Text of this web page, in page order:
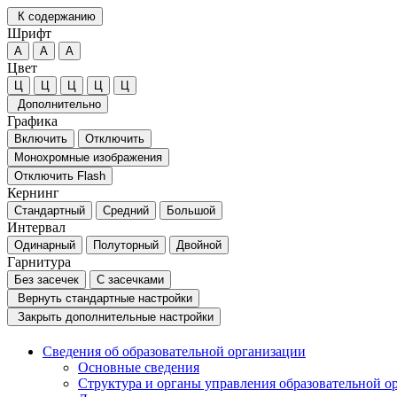
К содержанию
Шрифт
А А А
Цвет
Ц Ц Ц Ц
Ц
Дополнительно
Графика
Включить
Отключить
Монохромные изображения
Отключить Flash
Кернинг
Стандартный Средний Большой
Интервал
Одинарный Полуторный Двойной
Гарнитура
Без засечек
С засечками
Вернуть стандартные настройки
Закрыть дополнительные настройки
Сведения об образовательной организации
Основные сведения
Структура и органы управления образовательной